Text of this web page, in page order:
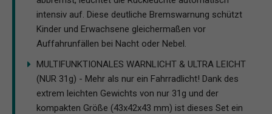
intensiv auf. Diese deutliche Bremswarnung schützt
Kinder und Erwachsene gleichermaßen vor
Auffahrunfällen bei Nacht oder Nebel.
MULTIFUNKTIONALES WARNLICHT & ULTRA LEICHT
(NUR 31g) - Mehr als nur ein Fahrradlicht! Dank des
extrem leichten Gewichts von nur 31g und der
kompakten Größe (43x42x43 mm) ist dieses Set ein